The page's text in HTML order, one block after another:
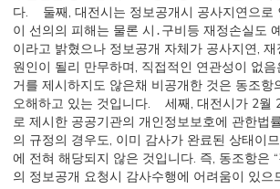
다. 둘째, 대전시는 정보공개시 공사지연으로
이 선의의 피해는 물론 시․구비등 재정손실도
이라고 밝혔으나 정보공개 자체가 공사지연,
원인이 될리 만무하며, 직접적인 연관성이 없
거를 제시하지도 않은채 비공개한 것은 동조항
오해하고 있는 것입니다. 세째, 대전시가 2월
로 제시한 공공기관의 개인정보보호에 관한법
의 규정의 경우도, 이미 감사가 완료된 상태이
에 전혀 해당되지 않은 것입니다. 즉, 동조항은
의 정보공개 요청시 감사수행에 어려움이 있으